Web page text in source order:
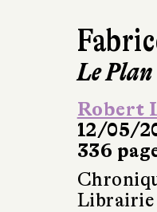
Le Plan
Robert
12/05/
336
Librairie